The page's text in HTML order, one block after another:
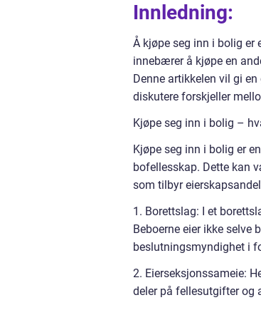
Innledning:
Å kjøpe seg inn i bolig
innebærer å kjøpe en
Denne artikkelen vil gi
diskutere forskjeller
Kjøpe seg inn i bolig –
Kjøpe seg inn i bolig er
bofellesskap. Dette kan
som tilbyr
1. Borettslag: I et
Beboerne eier ikke selve
beslutningsmyndighet i
2. Eierseksjonssameie:
deler på fellesutgifter og